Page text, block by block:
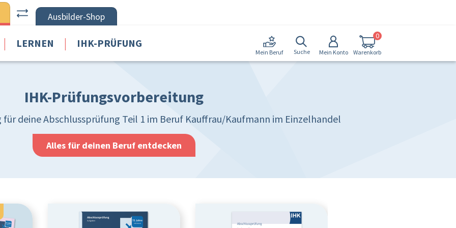
Ausbilder-Shop
| LERNEN | IHK-PRÜFUNG
Mein Beruf Suche Mein Konto Warenkorb
0
IHK-Prüfungsvorbereitung
deine Abschlussprüfung Teil 1 im Beruf Kauffrau/Kaufmann im Einzelhandel
Alles für deinen Beruf entdecken